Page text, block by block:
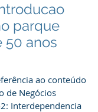
parque
50 anos
ao conteúdo
de Negócios
Interdependencia